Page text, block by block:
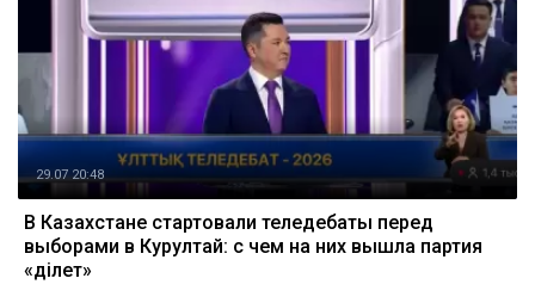
29.07 20:48
В Казахстане стартовали теледебаты перед
выборами в Курултай: с чем на них вышла партия
«Әділет»